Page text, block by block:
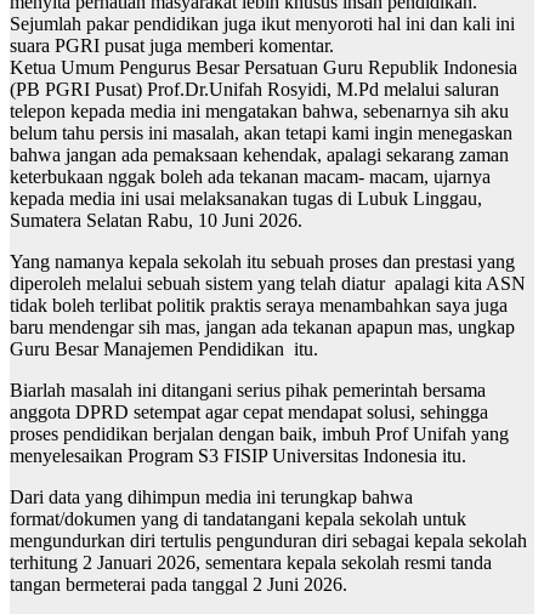
Sejumlah pakar pendidikan juga ikut menyoroti hal ini dan kali ini
suara PGRI pusat juga memberi komentar.
Ketua Umum Pengurus Besar Persatuan Guru Republik Indonesia
(PB PGRI Pusat) Prof.Dr.Unifah Rosyidi, M.Pd melalui saluran
telepon kepada media ini mengatakan bahwa, sebenarnya sih aku
belum tahu persis ini masalah, akan tetapi kami ingin menegaskan
bahwa jangan ada pemaksaan kehendak, apalagi sekarang zaman
keterbukaan nggak boleh ada tekanan macam- macam, ujarnya
kepada media ini usai melaksanakan tugas di Lubuk Linggau,
Sumatera Selatan Rabu, 10 Juni 2026.
Yang namanya kepala sekolah itu sebuah proses dan prestasi yang
diperoleh melalui sebuah sistem yang telah diatur apalagi kita ASN
tidak boleh terlibat politik praktis seraya menambahkan saya juga
baru mendengar sih mas, jangan ada tekanan apapun mas, ungkap
Guru Besar Manajemen Pendidikan itu.
Biarlah masalah ini ditangani serius pihak pemerintah bersama
anggota DPRD setempat agar cepat mendapat solusi, sehingga
proses pendidikan berjalan dengan baik, imbuh Prof Unifah yang
menyelesaikan Program S3 FISIP Universitas Indonesia itu.
Dari data yang dihimpun media ini terungkap bahwa
format/dokumen yang di tandatangani kepala sekolah untuk
mengundurkan diri tertulis pengunduran diri sebagai kepala sekolah
terhitung 2 Januari 2026, sementara kepala sekolah resmi tanda
tangan bermeterai pada tanggal 2 Juni 2026.